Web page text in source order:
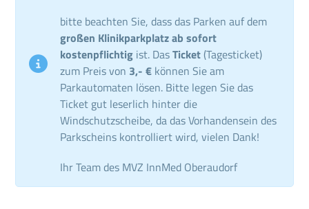
bitte beachten Sie, dass das Parken auf dem
großen Klinikparkplatz ab sofort
kostenpflichtig ist. DasTicket (Tagesticket)
zum Preis von 3,- € können Sie am
Parkautomaten lösen. Bitte legen Sie das
Ticket gut leserlich hinter die
Windschutzscheibe, da das Vorhandensein des
Parkscheins kontrolliert wird, vielen Dank!
Ihr Team des MVZ InnMed Oberaudorf